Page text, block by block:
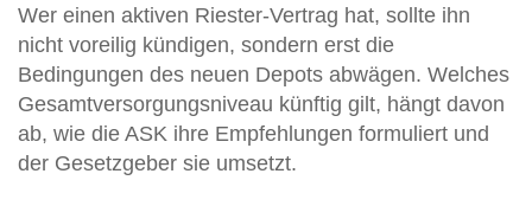
Wer einen aktiven Riester-Vertrag hat, sollte ihn
nicht voreilig kündigen, sondern erst die
Bedingungen des neuen Depots abwägen. Welches
Gesamtversorgungsniveau künftig gilt, hängt davon
ab, wie die ASK ihre Empfehlungen formuliert und
der Gesetzgeber sie umsetzt.